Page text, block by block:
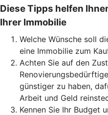
Diese Tipps helfen
Ihrer Immobilie
Welche Wünsche soll
eine Immobilie zum
Achten Sie auf den
günstiger zu haben,
Arbeit und Geld
Kennen Sie Ihr Budget